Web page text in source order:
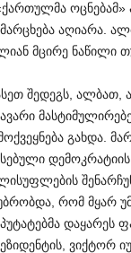
აღიარა.
მცირე ნაწილი
შედეგს, ალბათ,
გახდა.
დემოკრატიის
რომ მყარ
დაყარეს
ვიქტორ